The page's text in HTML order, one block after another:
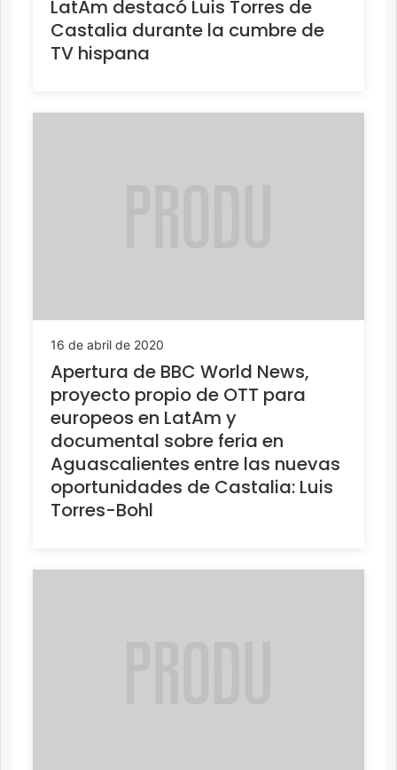
LatAm destacó Luis Torres de
Castalia durante la cumbre de
TV hispana
16 de abril de 2020
Apertura de BBC World News,
proyecto propio de OTT para
europeos en LatAm y
documental sobre feria en
Aguascalientes entre las nuevas
oportunidades de Castalia: Luis
Torres-Bohl